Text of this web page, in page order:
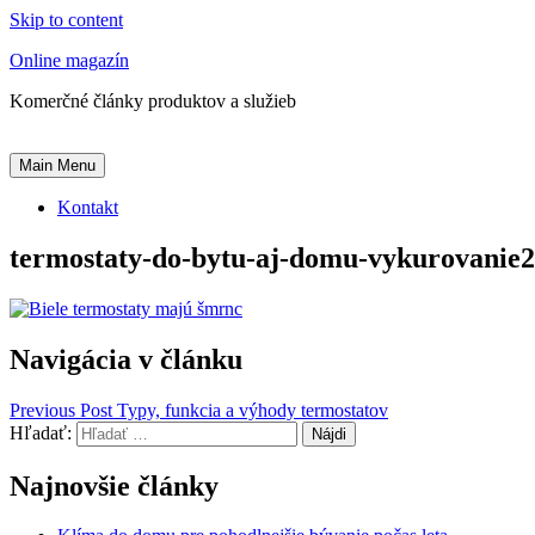
Skip to content
Online magazín
Komerčné články produktov a služieb
Main Menu
Kontakt
termostaty-do-bytu-aj-domu-
Navigácia v článku
Previous Post Typy, funkcia a výhody termostatov
Hľadať:
Najnovšie články